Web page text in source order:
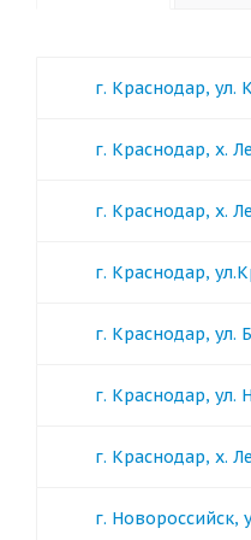
г. Краснодар, ул.
г. Краснодар, х.
г. Краснодар, х.
г. Краснодар,
г. Краснодар, ул.
г. Краснодар, ул.
г. Краснодар, х.
г. Новороссийск,